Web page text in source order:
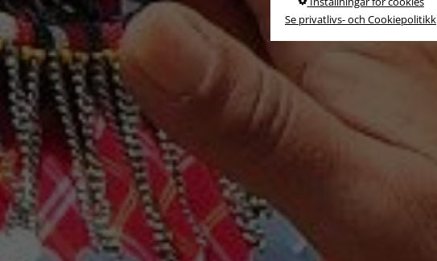
Se privatlivs- och Cookiepolitikk